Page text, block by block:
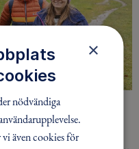
många som möjligt
×
nödvändiga
även cookies för